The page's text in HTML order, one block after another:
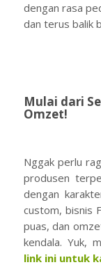
dengan rasa
dan terus balik
Mulai dari
Omzet!
Nggak perlu
produsen
dengan
custom, bisnis
puas, dan
kendala. Yuk,
link ini untuk